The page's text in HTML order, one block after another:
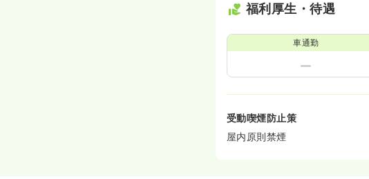
福利厚生・待遇
車通勤
受動喫煙防止策
屋内原則禁煙